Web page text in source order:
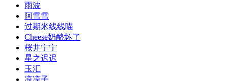
雨波
阿雪雪
过期米线线喵
Cheese奶酪坏了
桜井宁宁
星之迟迟
玉汇